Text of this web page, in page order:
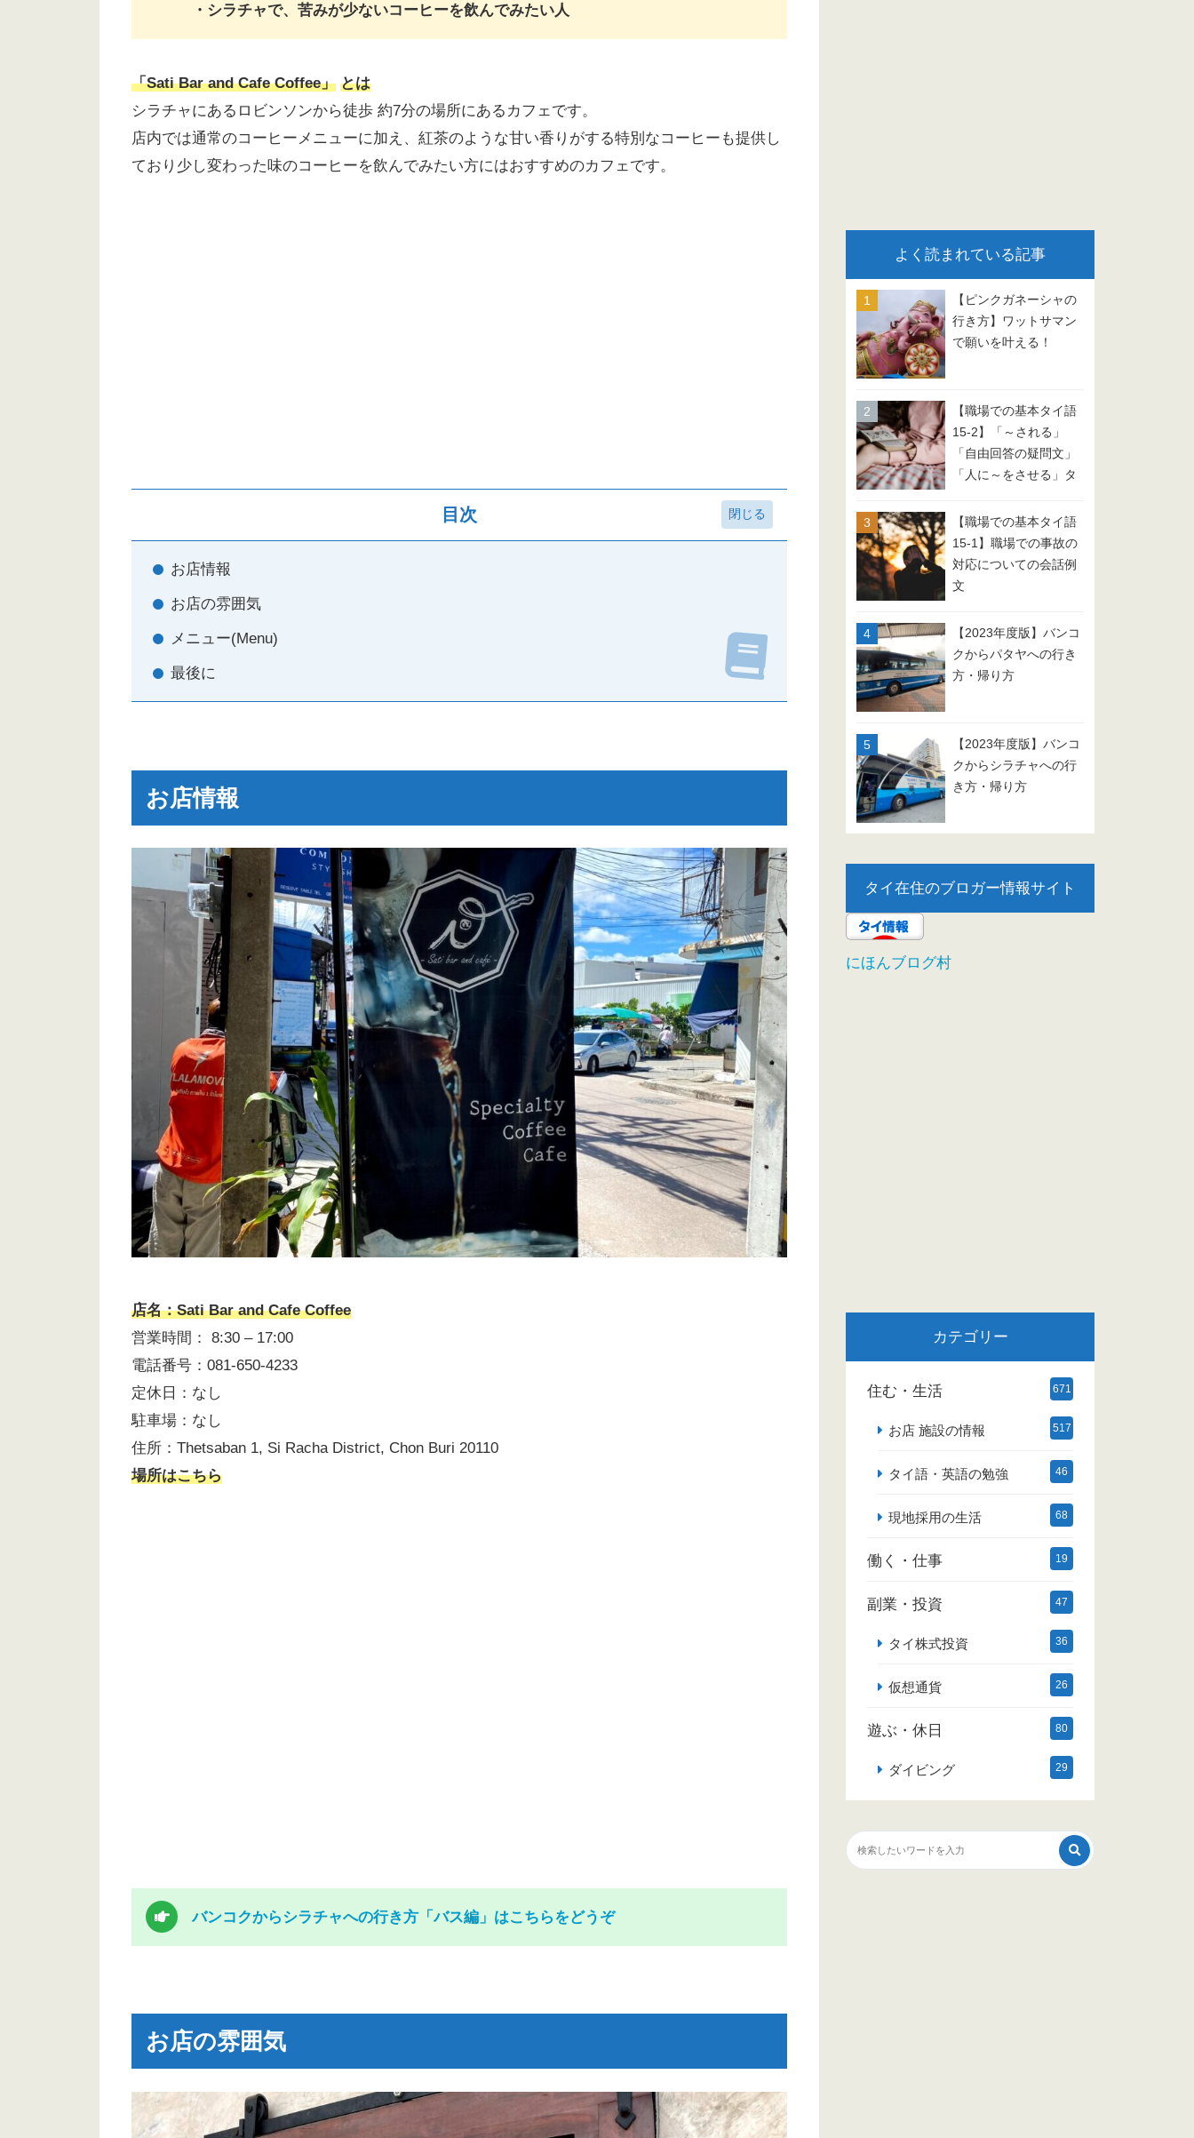
・シラチャで、苦みが少ないコーヒーを飲んでみたい人
「Sati Bar and Cafe Coffee」 とは
シラチャにあるロビンソンから徒歩 約7分の場所にあるカフェです。
店内では通常のコーヒーメニューに加え、紅茶のような甘い香りがする特別なコーヒーも提供し
ており少し変わった味のコーヒーを飲んでみたい方にはおすすめのカフェです。
目次
お店情報
お店の雰囲気
メニュー(Menu)
最後に
お店情報
店名：Sati Bar and Cafe Coffee
営業時間： 8:30 – 17:00
電話番号：081-650-4233
定休日：なし
駐車場：なし
住所：Thetsaban 1, Si Racha District, Chon Buri 20110
場所はこちら
バンコクからシラチャへの行き方「バス編」はこちらをどうぞ
お店の雰囲気
よく読まれている記事
【ピンクガネーシャの
行き方】ワットサマン
で願いを叶える！
【職場での基本タイ語
15-2】「～される」
「自由回答の疑問文」
「人に～をさせる」タ
【職場での基本タイ語
15-1】職場での事故の
対応についての会話例
文
【2023年度版】バンコ
クからパタヤへの行き
方・帰り方
【2023年度版】バンコ
クからシラチャへの行
き方・帰り方
タイ在住のブロガー情報サイト
にほんブログ村
カテゴリー
住む・生活 671
お店 施設の情報 517
タイ語・英語の勉強 46
現地採用の生活 68
働く・仕事 19
副業・投資 47
タイ株式投資 36
仮想通貨 26
遊ぶ・休日 80
ダイビング 29